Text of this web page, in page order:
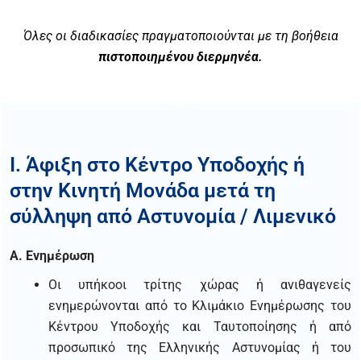
Όλες οι διαδικασίες πραγματοποιούνται με τη βοήθεια
πιστοποιημένου διερμηνέα.
I. Άφιξη στο Κέντρο Υποδοχής ή
στην Κινητή Μονάδα μετά τη
σύλληψη από Αστυνομία / Λιμενικό
Α. Ενημέρωση
Οι υπήκοοι τρίτης χώρας ή ανιθαγενείς
ενημερώνονται από το Κλιμάκιο Ενημέρωσης του
Κέντρου Υποδοχής και Ταυτοποίησης ή από
προσωπικό της Ελληνικής Αστυνομίας ή του